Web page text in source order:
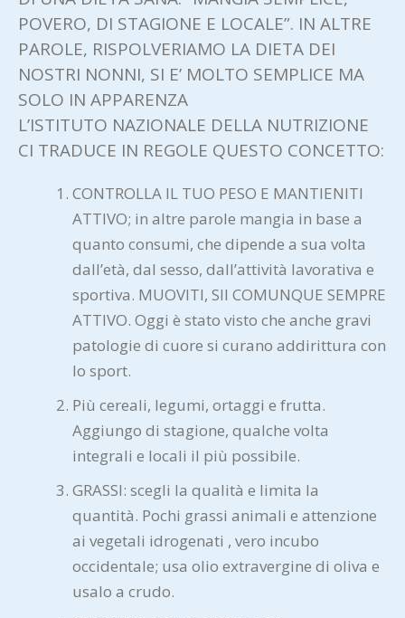
POVERO, DI STAGIONE E LOCALE”. IN ALTRE
PAROLE, RISPOLVERIAMO LA DIETA DEI
NOSTRI NONNI, SI E’ MOLTO SEMPLICE MA
SOLO IN APPARENZA
L’ISTITUTO NAZIONALE DELLA NUTRIZIONE
CI TRADUCE IN REGOLE QUESTO CONCETTO:
CONTROLLA IL TUO PESO E MANTIENITI
ATTIVO; in altre parole mangia in base a
quanto consumi, che dipende a sua volta
dall’età, dal sesso, dall’attività lavorativa e
sportiva. MUOVITI, SII COMUNQUE SEMPRE
ATTIVO. Oggi è stato visto che anche gravi
patologie di cuore si curano addirittura con
lo sport.
Più cereali, legumi, ortaggi e frutta.
Aggiungo di stagione, qualche volta
integrali e locali il più possibile.
GRASSI: scegli la qualità e limita la
quantità. Pochi grassi animali e attenzione
ai vegetali idrogenati , vero incubo
occidentale; usa olio extravergine di oliva e
usalo a crudo.